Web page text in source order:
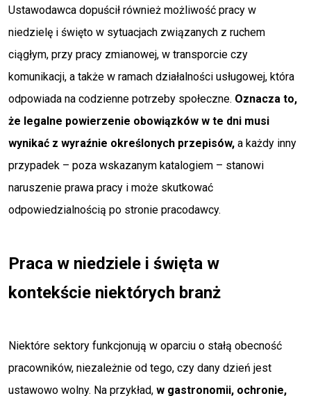
Ustawodawca dopuścił również możliwość pracy w
niedzielę i święto w sytuacjach związanych z ruchem
ciągłym, przy pracy zmianowej, w transporcie czy
komunikacji, a także w ramach działalności usługowej, która
odpowiada na codzienne potrzeby społeczne. Oznacza to,
że legalne powierzenie obowiązków w te dni musi
wynikać z wyraźnie określonych przepisów, a każdy inny
przypadek – poza wskazanym katalogiem – stanowi
naruszenie prawa pracy i może skutkować
odpowiedzialnością po stronie pracodawcy.
Praca w niedziele i święta w
kontekście niektórych branż
Niektóre sektory funkcjonują w oparciu o stałą obecność
pracowników, niezależnie od tego, czy dany dzień jest
ustawowo wolny. Na przykład, w gastronomii, ochronie,